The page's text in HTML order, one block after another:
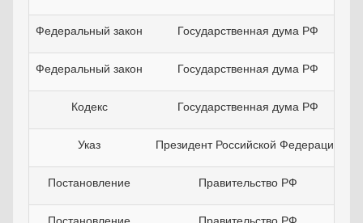
Федеральный закон Государственная дума РФ
Федеральный закон Государственная дума РФ
Кодекс Государственная дума РФ
Указ Президент Российской Федерации
Постановление Правительство РФ
Постановление Правительство РФ